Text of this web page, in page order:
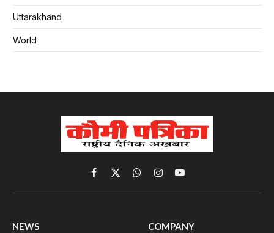
Uttarakhand
World
Facebook
X
(Twitter)
WhatsApp
InstagramYouTube
NEWS COMPANY